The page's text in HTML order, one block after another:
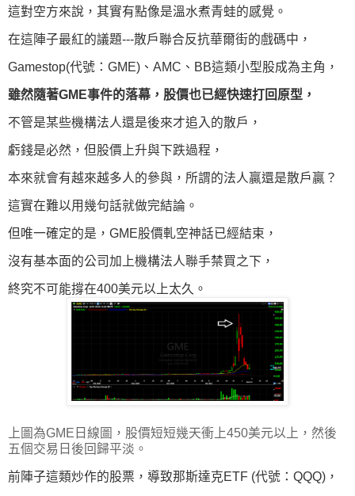
這對空方來說，其實有點像是溫水煮青蛙的感覺。
在這陣子最紅的議題---散戶聯合反抗華爾街的戲碼中，
Gamestop(代號：GME)、AMC、BB這類小型股成為主角，
雖然隨著GME事件的落幕，股價也已經快速打回原型，
不管是某些機構法人還是後來才追入的散戶，
虧錢是必然，但股價上升與下跌過程，
本來就會有越來越多人的參與，所謂的法人贏還是散戶贏？
這實在難以用幾句話就做完結論。
但唯一確定的是，GME股價軋空神話已經結束，
沒有基本面的公司加上機構法人聯手禁買之下，
終究不可能撐在400美元以上太久。
上圖為GME日線圖，股價短短幾天衝上450美元以上，然後
五個交易日後回歸平淡。
前陣子這類炒作的股票，導致那斯達克ETF (代號：QQQ)，